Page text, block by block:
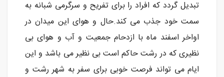
تبدیل گردد که افراد را برای تفریح و سرگرمی شبانه به
سمت خود جذب می کند.حال و هوای این میدان در
اواخر اسفند ماه با ازدحام جمعیت و آب و هوای بی
نظیری که در رشت حاکم است بی نظیر می باشد و این
ایام می تواند فرصت خوبی برای سفر به شهر رشت و